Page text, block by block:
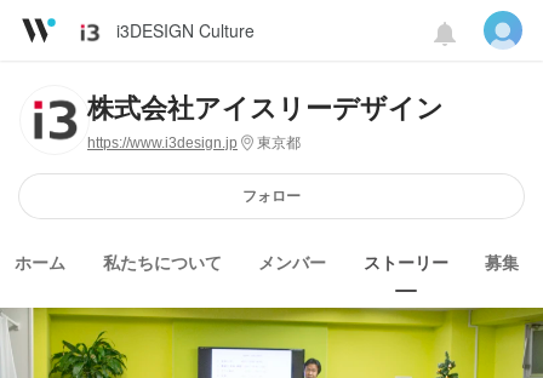
i3DESIGN Culture
株式会社アイスリーデザイン
https://www.i3design.jp 東京都
フォロー
ホーム 私たちについて メンバー ストーリー 募集